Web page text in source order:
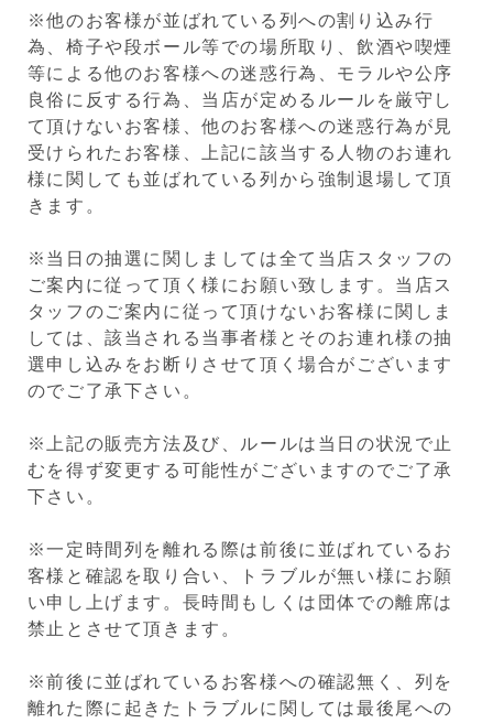
※他のお客様が並ばれている列への割り込み行
為、椅子や段ボール等での場所取り、飲酒や喫煙
等による他のお客様への迷惑行為、モラルや公序
良俗に反する行為、当店が定めるルールを厳守し
て頂けないお客様、他のお客様への迷惑行為が見
受けられたお客様、上記に該当する人物のお連れ
様に関しても並ばれている列から強制退場して頂
きます。
※当日の抽選に関しましては全て当店スタッフの
ご案内に従って頂く様にお願い致します。当店ス
タッフのご案内に従って頂けないお客様に関しま
しては、該当される当事者様とそのお連れ様の抽
選申し込みをお断りさせて頂く場合がございます
のでご了承下さい。
※上記の販売方法及び、ルールは当日の状況で止
むを得ず変更する可能性がございますのでご了承
下さい。
※一定時間列を離れる際は前後に並ばれているお
客様と確認を取り合い、トラブルが無い様にお願
い申し上げます。長時間もしくは団体での離席は
禁止とさせて頂きます。
※前後に並ばれているお客様への確認無く、列を
離れた際に起きたトラブルに関しては最後尾への